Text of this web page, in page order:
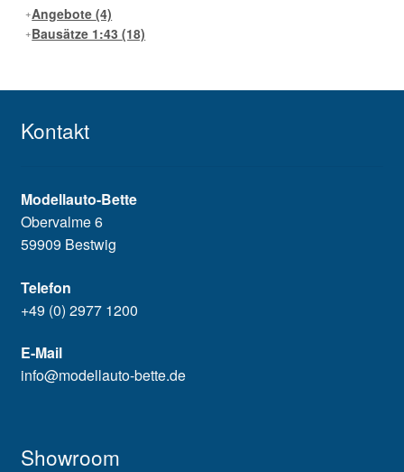
Angebote(4)
Bausätze 1:43(18)
Kontakt
Modellauto-Bette
Obervalme 6
59909 Bestwig
Telefon
+49 (0) 2977 1200
E-Mail
info@modellauto-bette.de
Showroom